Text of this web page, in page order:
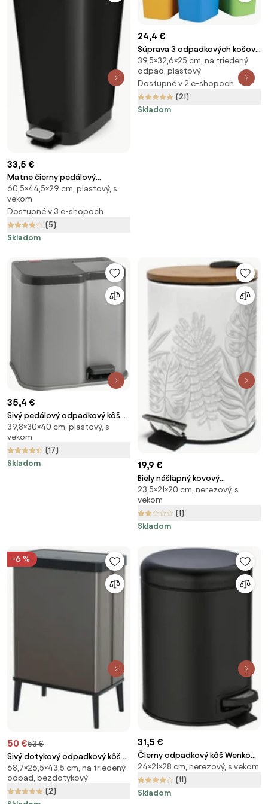
33,5 €
Matne čierny pedálový
plastový odpadkový kôš 45 l
Chic Bin – KIS
60,5×44,5×29 cm, plastový, s
vekom
Dostupné v 3 e-shopoch
(5)
Skladom
24,4 €
Súprava 3 odpadkových košov
na triedený odpad Curver ECO,
25 l
39,5×32,6×25 cm, na triedený
odpad, plastový
Dostupné v 2 e-shopoch
(21)
Skladom
35,4 €
Sivý pedálový odpadkový kôš
Curver Duo, 21 l
39,8×30×40 cm, plastový, s
vekom
(17)
Skladom
19,9 €
Biely nášľapný kovový
odpadkový kôš 3 l Amber –
douceur d'intérieur
23,5×21×20 cm, nerezový, s
vekom
(1)
Skladom
-6 %
50 €53 €
Sivý dotykový odpadkový kôš z
recyklovaného plastu 54 l Verto
High – Curver
68,7×26,5×43,5 cm, na triedený
odpad, bezdotykový
(2)
31,5 €
Čierny odpadkový kôš Wenko
Leman, 5 l
24×21×28 cm, nerezový, s vekom
(11)
Skladom